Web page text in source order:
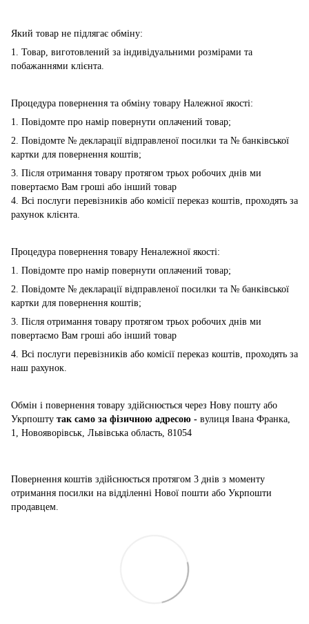
Який товар не підлягає обміну:
1. Товар, виготовлений за індивідуальними розмірами та
побажаннями клієнта.
Процедура повернення та обміну товару Належної якості:
1. Повідомте про намір повернути оплачений товар;
2. Повідомте № декларації відправленої посилки та № банківської
картки для повернення коштів;
3. Після отримання товару протягом трьох робочих днів ми
повертаємо Вам гроші або інший товар
4. Всі послуги перевізників або комісії переказ коштів, проходять за
рахунок клієнта.
Процедура повернення товару Неналежної якості:
1. Повідомте про намір повернути оплачений товар;
2. Повідомте № декларації відправленої посилки та № банківської
картки для повернення коштів;
3. Після отримання товару протягом трьох робочих днів ми
повертаємо Вам гроші або інший товар
4. Всі послуги перевізників або комісії переказ коштів, проходять за
наш рахунок.
Обмін і повернення товару здійснюється через Нову пошту або
Укрпошту так само за фізичною адресою - вулиця Івана Франка,
1, Новояворівськ, Львівська область, 81054
Повернення коштів здійснюється протягом 3 днів з моменту
отримання посилки на відділенні Нової пошти або Укрпошти
продавцем.